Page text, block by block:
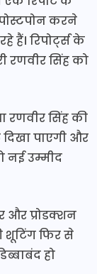
करने
हैं। रिपोर्ट्स के
रणवीर सिंह को
रणवीर सिंह की
पाएगी और
नई उम्मीद
और प्रोडक्शन
शूटिंग फिर से
हो